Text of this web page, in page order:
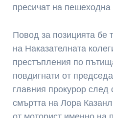
пресичат на пешеходна
Повод за позицията бе
на Наказателната
престъпления по
повдигнати от
главния прокурор след
смъртта на Лора